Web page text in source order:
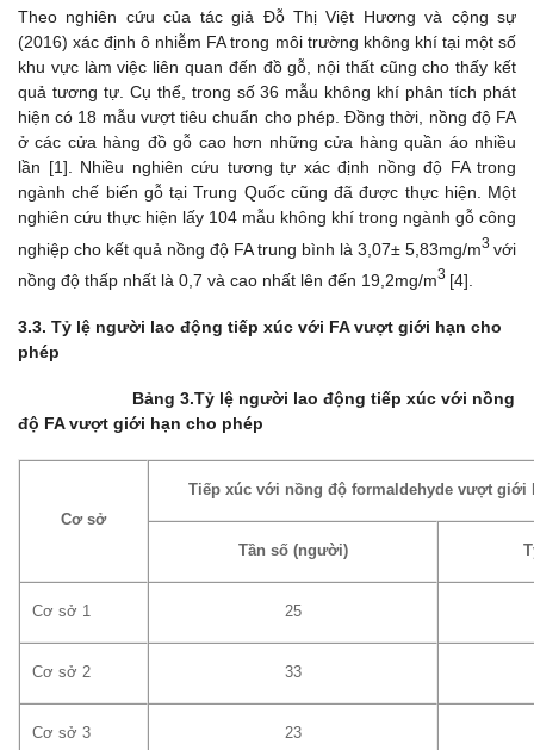
Theo nghiên cứu của tác giả Đỗ Thị Việt Hương và cộng sự
(2016) xác định ô nhiễm FA trong môi trường không khí tại một số
khu vực làm việc liên quan đến đồ gỗ, nội thất cũng cho thấy kết
quả tương tự. Cụ thể, trong số 36 mẫu không khí phân tích phát
hiện có 18 mẫu vượt tiêu chuẩn cho phép. Đồng thời, nồng độ FA
ở các cửa hàng đồ gỗ cao hơn những cửa hàng quần áo nhiều
lần [1]. Nhiều nghiên cứu tương tự xác định nồng độ FA trong
ngành chế biến gỗ tại Trung Quốc cũng đã được thực hiện. Một
nghiên cứu thực hiện lấy 104 mẫu không khí trong ngành gỗ công
nghiệp cho kết quả nồng độ FA trung bình là 3,07± 5,83mg/m3 với
nồng độ thấp nhất là 0,7 và cao nhất lên đến 19,2mg/m3 [4].
3.3. Tỷ lệ người lao động tiếp xúc với FA vượt giới hạn cho
phép
Bảng 3.Tỷ lệ người lao động tiếp xúc với nồng
độ FA vượt giới hạn cho phép
Cơ sở
Tiếp xúc với nồng độ formaldehyde vượt giới
Tần số(người)
Cơ sở 1 25
Cơ sở 2 33
Cơ sở 3 23